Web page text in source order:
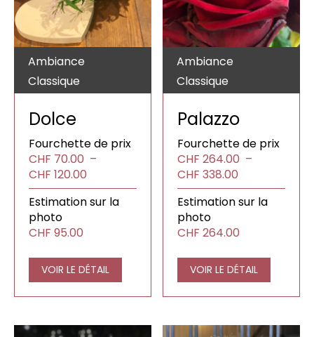
Ambiance
Classique
Dolce
Fourchette de prix
CHF 70.00 –
CHF 120.00
de
prix :
Estimation sur la
photo
CHF 95.00
VOIR LE DÉTAIL
Ambiance
Classique
Palazzo
Fourchette de prix
CHF 264.00 –
CHF 338.00
de
prix :
à
Estimation sur la
photo
CHF 264.00
VOIR LE DÉTAIL